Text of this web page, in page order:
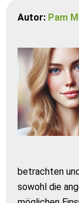
Autor: Pam
betrachten
sowohl die